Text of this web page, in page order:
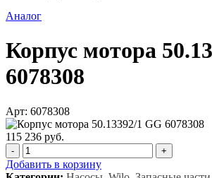
Аналог
Корпус мотора
6078308
Арт: 6078308
115 236 руб.
- +
Добавить в корзину